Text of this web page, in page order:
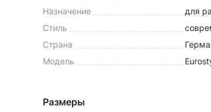
Назначение
для
Стиль
Страна
Модель
Размеры